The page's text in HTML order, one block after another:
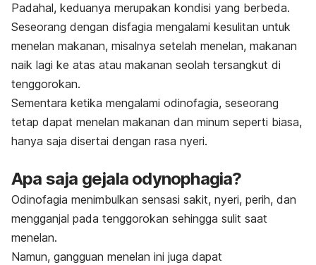
Padahal, keduanya merupakan kondisi yang berbeda.
Seseorang dengan disfagia mengalami kesulitan untuk
menelan makanan, misalnya setelah menelan, makanan
naik lagi ke atas atau makanan seolah tersangkut di
tenggorokan.
Sementara ketika mengalami odinofagia, seseorang
tetap dapat menelan makanan dan minum seperti biasa,
hanya saja disertai dengan rasa nyeri.
Apa saja gejala odynophagia?
Odinofagia menimbulkan sensasi sakit, nyeri, perih, dan
mengganjal pada tenggorokan sehingga sulit saat
menelan.
Namun, gangguan menelan ini juga dapat